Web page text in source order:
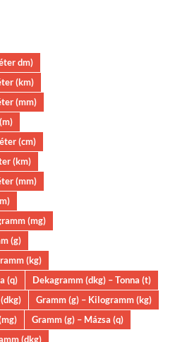
dm)
(km)
(mm)
(cm)
(km)
(mm)
(mg)
(g)
(kg)
(q)
Dekagramm (dkg) – Tonna (t)
Gramm (g) – Kilogramm (kg)
Gramm (g) – Mázsa (q)
(dkg)